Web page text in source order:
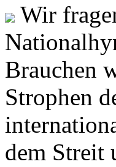
Wir
Brauchen
Strophen
dem Streit